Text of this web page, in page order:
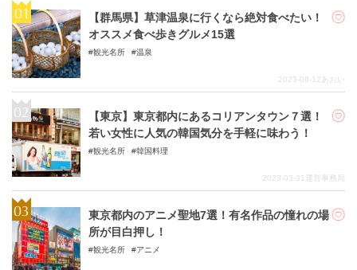
【群馬県】草津温泉に行くなら絶対食べたい！
オススメ食べ歩きグルメ15選
観光名所 温泉
2023-06-12あおい
【東京】東京都内にあるコリアンタウン７選！
若い女性に人気の韓国気分を手軽に味わう！
観光名所 韓国料理
2023-03-31 運営事務局
東京都内のアニメ聖地7選！有名作品の憧れの場
所が目白押し！
観光名所 アニメ